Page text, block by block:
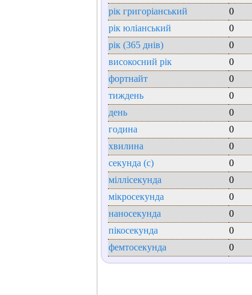
рік григоріанський
0
рік юліанський
0
рік (365 днів)
0
високосний рік
0
фортнайт
0
тиждень
0
день
0
година
0
хвилина
0
секунда (с)
0
міллісекунда
0
мікросекунда
0
наносекунда
0
пікосекунда
0
фемтосекунда
0